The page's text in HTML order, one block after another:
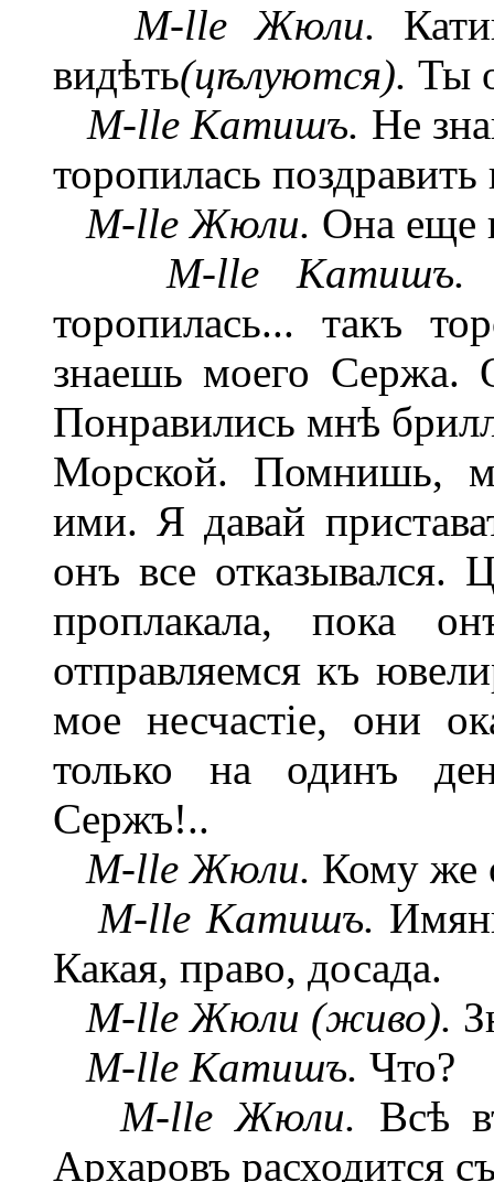
M-lle Жюли.
видѣть(цѣлуются). Ты
M-lle Катишъ. Не
торопилась
M-lle Жюли. Она еще
М-lle Катишъ.
торопилась... такъ
знаешь моего Сержа.
Понравились мнѣ
Морской. Помнишь,
ими. Я давай
онъ все отказывался.
проплакала, пока
отправляемся къ
мое несчастіе, они
только на одинъ
Сержъ!..
M-lle Жюли. Кому же
M-lle Катишъ.
Какая, право, досада.
M-lle Жюли (живо).
M-lle Катишъ. Что?
M-lle Жюли. Всѣ
Архаровъ расходится